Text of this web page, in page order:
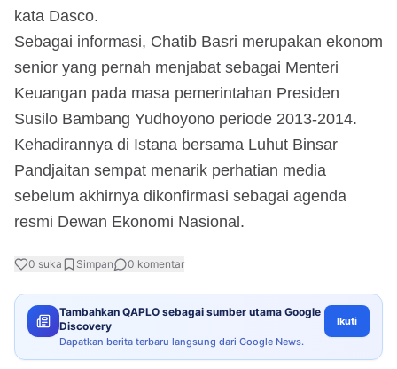
kata Dasco.
Sebagai informasi, Chatib Basri merupakan ekonom
senior yang pernah menjabat sebagai Menteri
Keuangan pada masa pemerintahan Presiden
Susilo Bambang Yudhoyono periode 2013-2014.
Kehadirannya di Istana bersama Luhut Binsar
Pandjaitan sempat menarik perhatian media
sebelum akhirnya dikonfirmasi sebagai agenda
resmi Dewan Ekonomi Nasional.
0 suka Simpan 0 komentar
Tambahkan QAPLO sebagai sumber utama Google
Discovery
Dapatkan berita terbaru langsung dari Google News.
Ikuti